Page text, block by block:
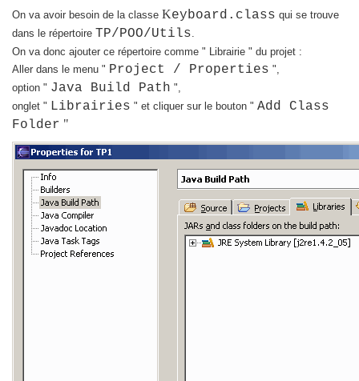
On va avoir besoin de la classe Keyboard.class qui se trouve
dans le répertoire TP/POO/Utils.
On va donc ajouter ce répertoire comme " Librairie " du projet :
Aller dans le menu " Project / Properties ",
option " Java Build Path ",
onglet " Librairies " et cliquer sur le bouton " Add Class
Folder "